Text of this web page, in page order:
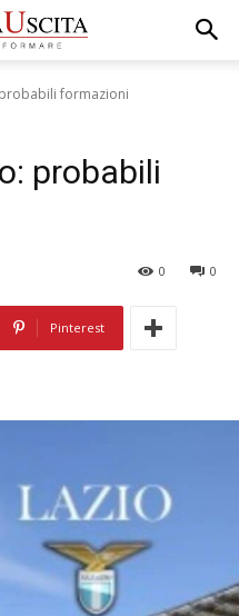
formazioni
probabili
0
0
Pinterest